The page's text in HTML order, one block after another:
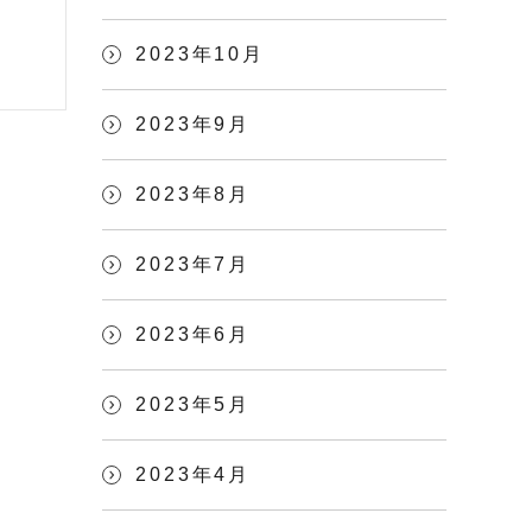
2023年10月
2023年9月
2023年8月
2023年7月
2023年6月
2023年5月
2023年4月